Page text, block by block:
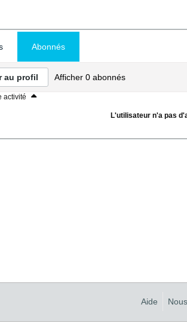
Abonnés
au profil Afficher0 abonnés
activité
L'utilisateur n'a pas
Aide